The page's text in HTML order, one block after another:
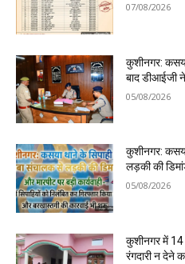
07/08/2026
कुशीनगर:
बाद डीआईजी
05/08/2026
कुशीनगर:
लड़की की
05/08/2026
कुशीनगर में 14
रंगदारी न देने